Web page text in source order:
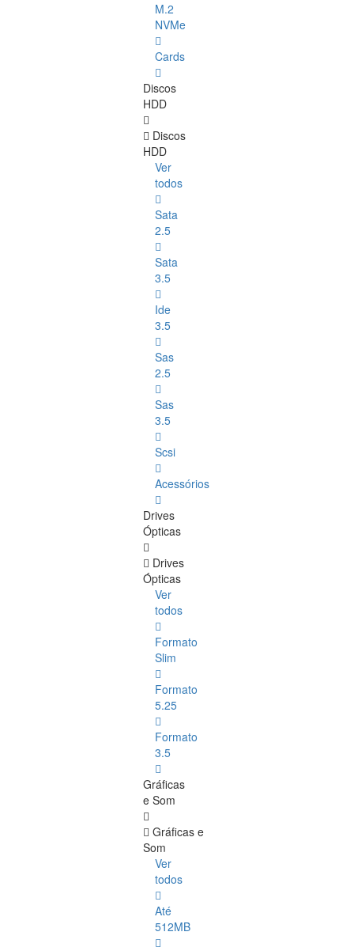
M.2
NVMe
Cards
Discos
HDD
Discos
HDD
Ver
todos
Sata
2.5
Sata
3.5
Ide
3.5
Sas
2.5
Sas
3.5
Scsi
Acessórios
Drives
Ópticas
Drives
Ópticas
Ver
todos
Formato
Slim
Formato
5.25
Formato
3.5
Gráficas
e Som
Gráficas e
Som
Ver
todos
Até
512MB